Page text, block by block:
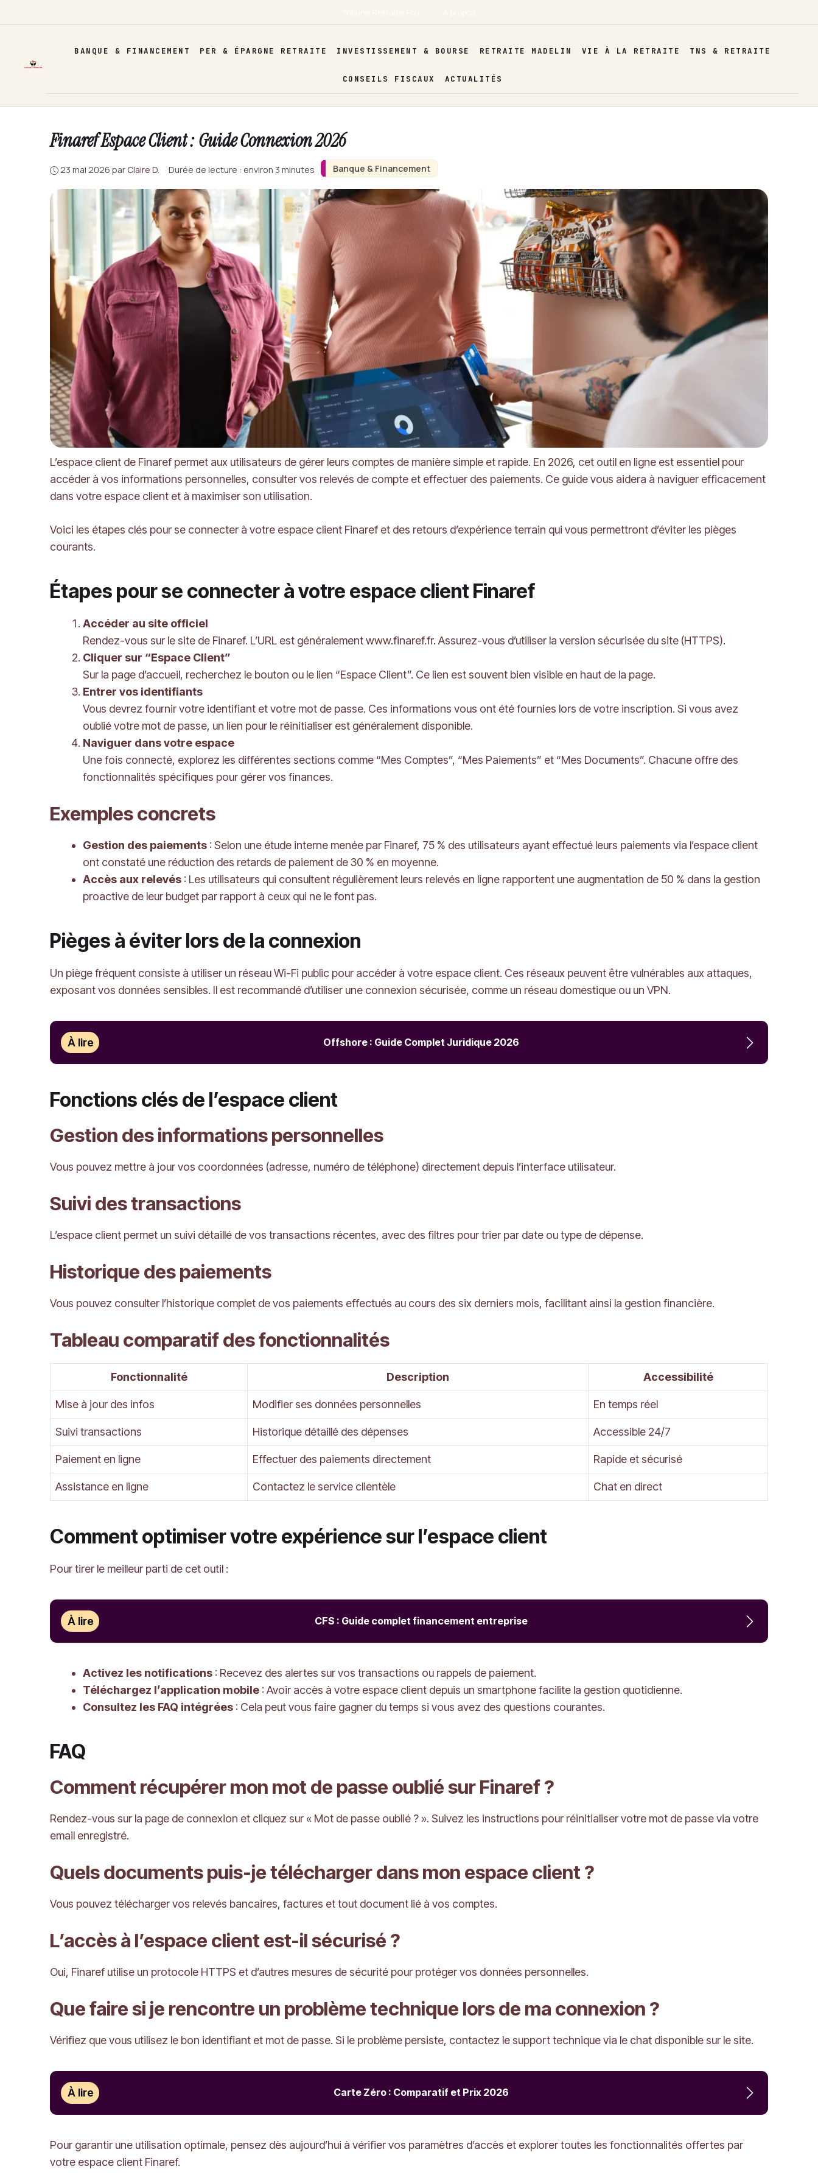
au
BANQUE & FINANCEMENT PER & ÉPARGNE RETRAITE INVESTISSEMENT & BOURSE RETRAITE MADELIN VIE À LA RETRAITE TNS & RETRAITE
CONSEILS FISCAUX ACTUALITÉS
Banque & Financement
Finaref Espace Client : Guide Connexion 2026
23 mai 2026 par Claire D. · Durée de lecture : environ 3 minutes
L’espace client de Finaref permet aux utilisateurs de gérer leurs comptes de manière simple et rapide. En 2026, cet outil en ligne est essentiel pour
accéder à vos informations personnelles, consulter vos relevés de compte et effectuer des paiements. Ce guide vous aidera à naviguer efficacement
dans votre espace client et à maximiser son utilisation.
Voici les étapes clés pour se connecter à votre espace client Finaref et des retours d’expérience terrain qui vous permettront d’éviter les pièges
courants.
Étapes pour se connecter à votre espace client Finaref
Accéder au site officiel
Rendez-vous sur le site de Finaref. L’URL est généralement www.finaref.fr. Assurez-vous d’utiliser la version sécurisée du site (HTTPS).
Cliquer sur “Espace Client”
Sur la page d’accueil, recherchez le bouton ou le lien “Espace Client”. Ce lien est souvent bien visible en haut de la page.
Entrer vos identifiants
Vous devrez fournir votre identifiant et votre mot de passe. Ces informations vous ont été fournies lors de votre inscription. Si vous avez
oublié votre mot de passe, un lien pour le réinitialiser est généralement disponible.
Naviguer dans votre espace
Une fois connecté, explorez les différentes sections comme “Mes Comptes”, “Mes Paiements” et “Mes Documents”. Chacune offre des
fonctionnalités spécifiques pour gérer vos finances.
Exemples concrets
Gestion des paiements : Selon une étude interne menée par Finaref, 75 % des utilisateurs ayant effectué leurs paiements via l’espace client
ont constaté une réduction des retards de paiement de 30 % en moyenne.
Accès aux relevés : Les utilisateurs qui consultent régulièrement leurs relevés en ligne rapportent une augmentation de 50 % dans la gestion
proactive de leur budget par rapport à ceux qui ne le font pas.
Pièges à éviter lors de la connexion
Un piège fréquent consiste à utiliser un réseau Wi-Fi public pour accéder à votre espace client. Ces réseaux peuvent être vulnérables aux attaques,
exposant vos données sensibles. Il est recommandé d’utiliser une connexion sécurisée, comme un réseau domestique ou un VPN.
À lire Offshore : Guide Complet Juridique 2026
Fonctions clés de l’espace client
Gestion des informations personnelles
Vous pouvez mettre à jour vos coordonnées (adresse, numéro de téléphone) directement depuis l’interface utilisateur.
Suivi des transactions
L’espace client permet un suivi détaillé de vos transactions récentes, avec des filtres pour trier par date ou type de dépense.
Historique des paiements
Vous pouvez consulter l’historique complet de vos paiements effectués au cours des six derniers mois, facilitant ainsi la gestion financière.
Tableau comparatif des fonctionnalités
Fonctionnalité Description Accessibilité
Mise à jour des infos Modifier ses données personnelles En temps réel
Suivi transactions Historique détaillé des dépenses Accessible 24/7
Paiement en ligne Effectuer des paiements directement Rapide et sécurisé
Assistance en ligne Contactez le service clientèle Chat en direct
Comment optimiser votre expérience sur l’espace client
Pour tirer le meilleur parti de cet outil :
À lire CFS : Guide complet financement entreprise
Activez les notifications : Recevez des alertes sur vos transactions ou rappels de paiement.
Téléchargez l’application mobile : Avoir accès à votre espace client depuis un smartphone facilite la gestion quotidienne.
Consultez les FAQ intégrées : Cela peut vous faire gagner du temps si vous avez des questions courantes.
FAQ
Comment récupérer mon mot de passe oublié sur Finaref ?
Rendez-vous sur la page de connexion et cliquez sur « Mot de passe oublié ? ». Suivez les instructions pour réinitialiser votre mot de passe via votre
email enregistré.
Quels documents puis-je télécharger dans mon espace client ?
Vous pouvez télécharger vos relevés bancaires, factures et tout document lié à vos comptes.
L’accès à l’espace client est-il sécurisé ?
Oui, Finaref utilise un protocole HTTPS et d’autres mesures de sécurité pour protéger vos données personnelles.
Que faire si je rencontre un problème technique lors de ma connexion ?
Vérifiez que vous utilisez le bon identifiant et mot de passe. Si le problème persiste, contactez le support technique via le chat disponible sur le site.
À lire Carte Zéro : Comparatif et Prix 2026
Pour garantir une utilisation optimale, pensez dès aujourd’hui à vérifier vos paramètres d’accès et explorer toutes les fonctionnalités offertes par
votre espace client Finaref.